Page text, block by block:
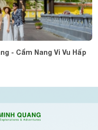
- Cẩm Nang Vi Vu Hấp